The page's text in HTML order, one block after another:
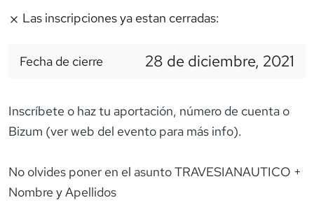
Las inscripciones ya estan cerradas:
Fecha de cierre 28 de diciembre, 2021
Inscríbete o haz tu aportación, número de cuenta o
Bizum (ver web del evento para más info).
No olvides poner en el asunto TRAVESIANAUTICO +
Nombre y Apellidos